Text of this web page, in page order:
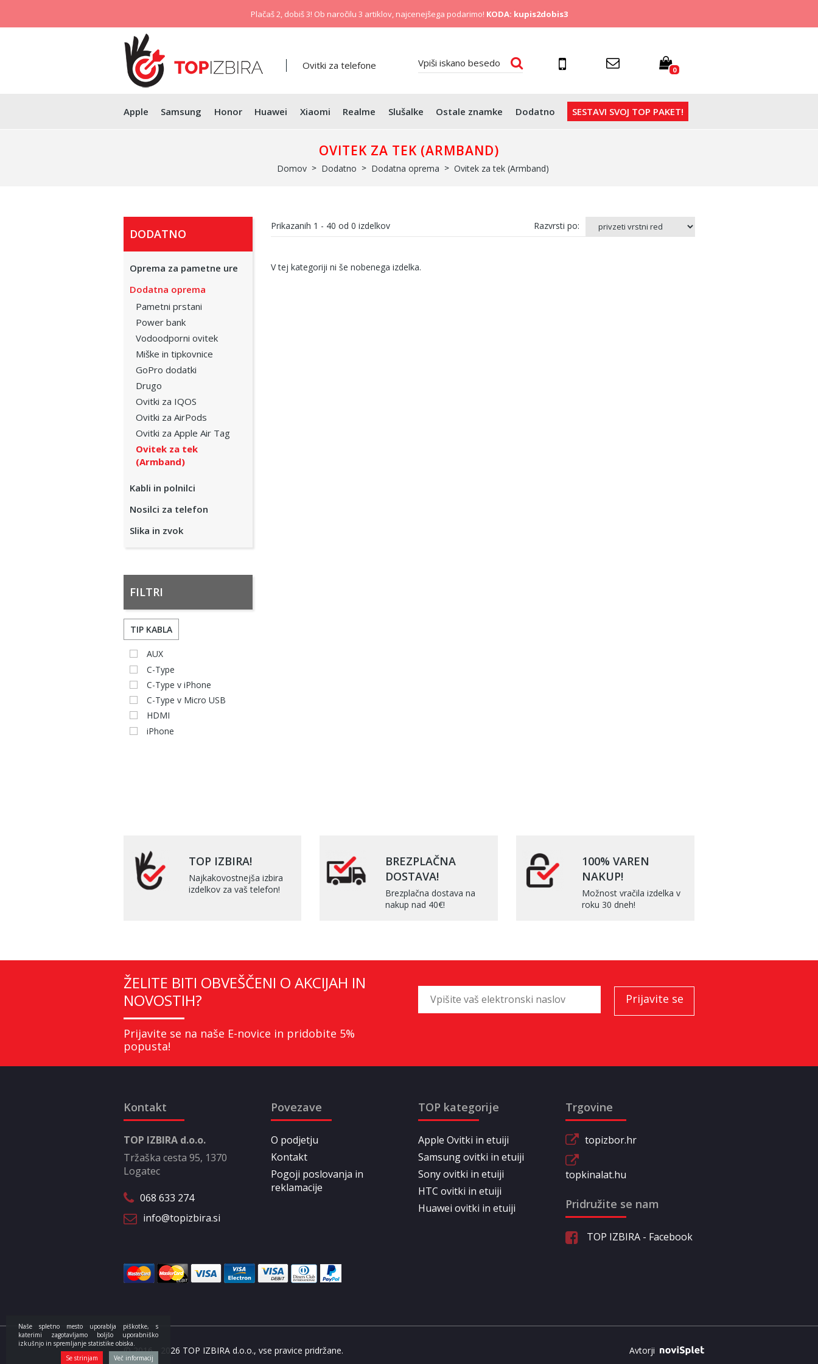
Plačaš 2, dobiš 3! Ob naročilu 3 artiklov, najcenejšega podarimo! KODA: kupis2dobis3
Ovitki za telefone 0
Apple Samsung Honor Huawei Xiaomi Realme Slušalke Ostale znamke Dodatno SESTAVI SVOJ TOP PAKET!
OVITEK ZA TEK (ARMBAND)
Domov Dodatno Dodatna oprema Ovitek za tek (Armband)
DODATNO
Oprema za pametne ure
Dodatna oprema
Pametni prstani
Power bank
Vodoodporni ovitek
Miške in tipkovnice
GoPro dodatki
Drugo
Ovitki za IQOS
Ovitki za AirPods
Ovitki za Apple Air Tag
Ovitek za tek
(Armband)
Kabli in polnilci
Nosilci za telefon
Slika in zvok
FILTRI
TIP KABLA
AUX
C-Type
C-Type v iPhone
C-Type v Micro USB
HDMI
iPhone
Prikazanih 1 - 40 od 0 izdelkov Razvrsti po:
V tej kategoriji ni še nobenega izdelka.
TOP IZBIRA!
Najkakovostnejša izbira
izdelkov za vaš telefon!
BREZPLAČNA
DOSTAVA!
Brezplačna dostava na
nakup nad 40€!
100% VAREN
NAKUP!
Možnost vračila izdelka v
roku 30 dneh!
ŽELITE BITI OBVEŠČENI O AKCIJAH IN
NOVOSTIH?
Prijavite se na naše E-novice in pridobite 5%
popusta!
Kontakt
TOP IZBIRA d.o.o.
Tržaška cesta 95, 1370
Logatec
068 633 274
info@topizbira.si
Povezave
O podjetju
Kontakt
Pogoji poslovanja in
reklamacije
TOP kategorije
Apple Ovitki in etuiji
Samsung ovitki in etuiji
Sony ovitki in etuiji
HTC ovitki in etuiji
Huawei ovitki in etuiji
Trgovine
topizbor.hr
topkinalat.hu
Pridružite se nam
TOP IZBIRA - Facebook
© 2016 - 2026 TOP IZBIRA d.o.o., vse pravice pridržane. Avtorji
Naše spletno mesto uporablja piškotke, s
katerimi zagotavljamo boljšo uporabniško
izkušnjo in spremljanje statistike obiska.
Se strinjam
Več informacij